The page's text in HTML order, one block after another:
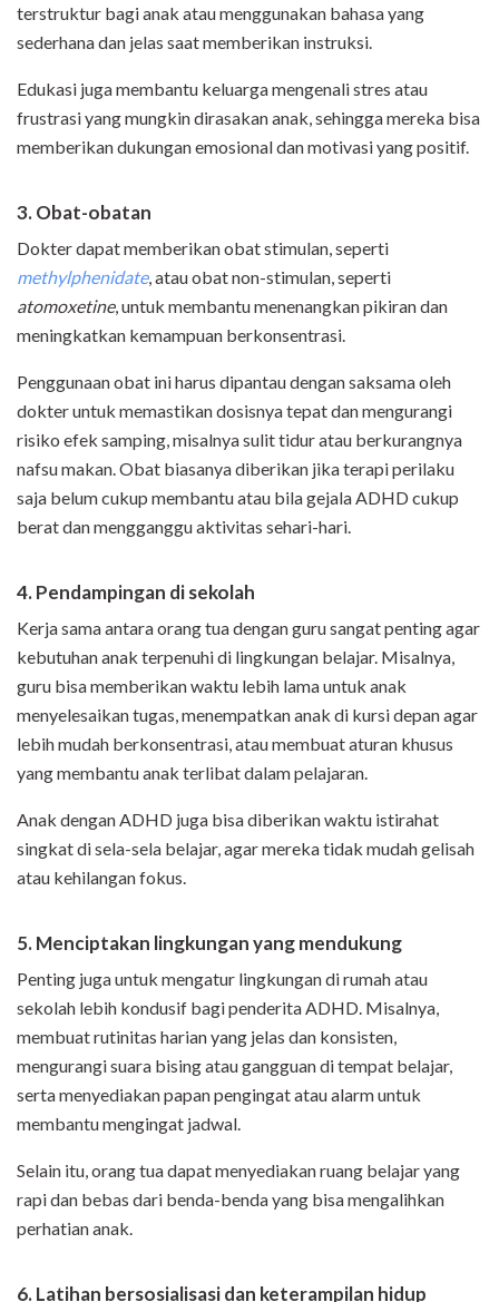
terstruktur bagi anak atau menggunakan bahasa yang
sederhana dan jelas saat memberikan instruksi.
Edukasi juga membantu keluarga mengenali stres atau
frustrasi yang mungkin dirasakan anak, sehingga mereka bisa
memberikan dukungan emosional dan motivasi yang positif.
3. Obat-obatan
Dokter dapat memberikan obat stimulan, seperti
methylphenidate, atau obat non-stimulan, seperti
atomoxetine, untuk membantu menenangkan pikiran dan
meningkatkan kemampuan berkonsentrasi.
Penggunaan obat ini harus dipantau dengan saksama oleh
dokter untuk memastikan dosisnya tepat dan mengurangi
risiko efek samping, misalnya sulit tidur atau berkurangnya
nafsu makan. Obat biasanya diberikan jika terapi perilaku
saja belum cukup membantu atau bila gejala ADHD cukup
berat dan mengganggu aktivitas sehari-hari.
4. Pendampingan di sekolah
Kerja sama antara orang tua dengan guru sangat penting agar
kebutuhan anak terpenuhi di lingkungan belajar. Misalnya,
guru bisa memberikan waktu lebih lama untuk anak
menyelesaikan tugas, menempatkan anak di kursi depan agar
lebih mudah berkonsentrasi, atau membuat aturan khusus
yang membantu anak terlibat dalam pelajaran.
Anak dengan ADHD juga bisa diberikan waktu istirahat
singkat di sela-sela belajar, agar mereka tidak mudah gelisah
atau kehilangan fokus.
5. Menciptakan lingkungan yang mendukung
Penting juga untuk mengatur lingkungan di rumah atau
sekolah lebih kondusif bagi penderita ADHD. Misalnya,
membuat rutinitas harian yang jelas dan konsisten,
mengurangi suara bising atau gangguan di tempat belajar,
serta menyediakan papan pengingat atau alarm untuk
membantu mengingat jadwal.
Selain itu, orang tua dapat menyediakan ruang belajar yang
rapi dan bebas dari benda-benda yang bisa mengalihkan
perhatian anak.
6. Latihan bersosialisasi dan keterampilan hidup